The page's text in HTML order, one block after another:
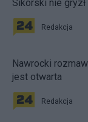
Sikorski nie
Redakcja
Nawrocki
jest otwarta
Redakcja